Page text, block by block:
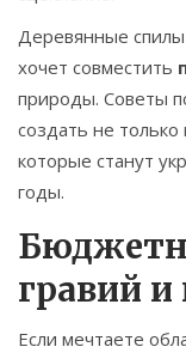
Деревянные
хочет совместить
природы. Советы
создать не
которые станут
годы.
гравий
Если мечтаете